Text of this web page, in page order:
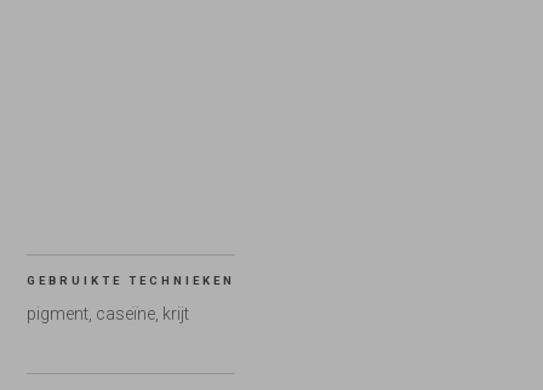
GEBRUIKTE TECHNIEKEN
pigment, caseïne, krijt